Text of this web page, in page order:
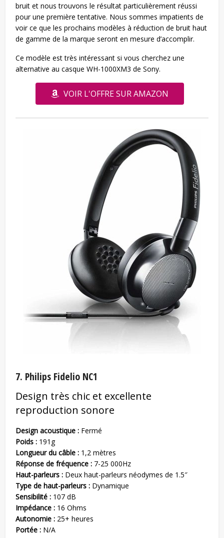
bruit et nous trouvons le résultat particulièrement réussi
pour une première tentative. Nous sommes impatients de
voir ce que les prochains modèles à réduction de bruit haut
de gamme de la marque seront en mesure d’accomplir.
Ce modèle est très intéressant si vous cherchez une
alternative au casque WH-1000XM3 de Sony.
VOIR L'OFFRE SUR AMAZON
7. Philips Fidelio NC1
Design très chic et excellente
reproduction sonore
Design acoustique : Fermé
Poids : 191g
Longueur du câble : 1,2 mètres
Réponse de fréquence : 7-25 000Hz
Haut-parleurs : Deux haut-parleurs néodymes de 1.5″
Type de haut-parleurs : Dynamique
Sensibilité : 107 dB
Impédance : 16 Ohms
Autonomie : 25+ heures
Portée : N/A